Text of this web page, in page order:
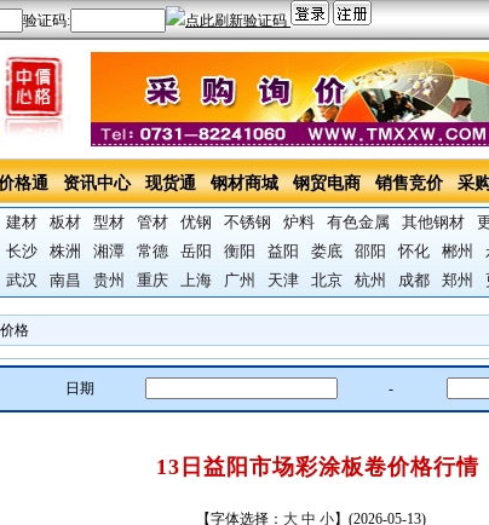
格通 资讯中心 现货通 钢材商城 钢贸电商 销售竞价 采
建材 板材 型材 管材 优钢 不锈钢 炉料 有色金属 其他钢材
长沙 株洲 湘潭 常德 岳阳 衡阳 益阳 娄底 邵阳 怀化 郴州
武汉 南昌 贵州 重庆 上海 广州 天津 北京 杭州 成都 郑州
格
日期 -
13日益阳市场彩涂板卷价格行情
【字体选择： 大 中 小】(2026-05-13)